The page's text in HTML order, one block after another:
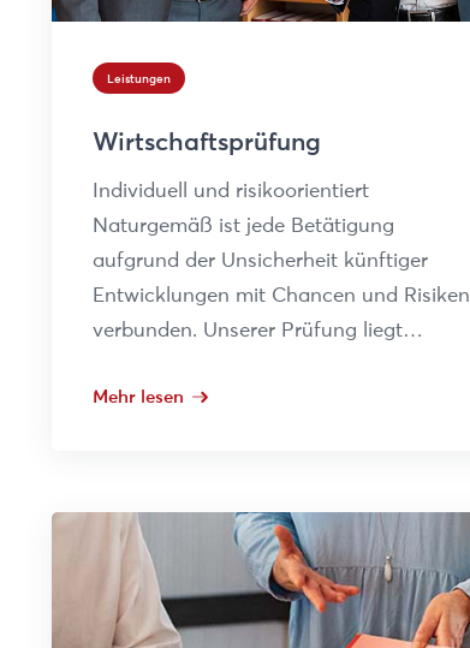
Leistungen
Wirtschaftsprüfung
Individuell und risikoorientiert
Naturgemäß ist jede Betätigung
aufgrund der Unsicherheit künftiger
Entwicklungen mit Chancen und Risiken
verbunden. Unserer Prüfung liegt…
Mehr lesen